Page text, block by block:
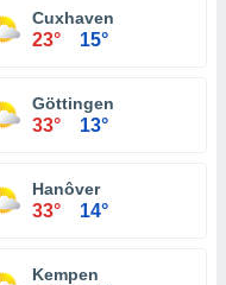
Cuxhaven
23° 15°
Göttingen
33° 13°
Hanôver
33° 14°
Kempen